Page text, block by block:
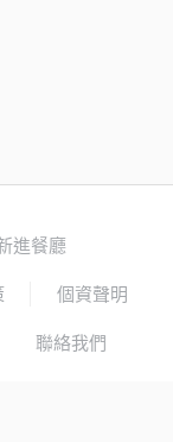
進餐廳
個資聲明
聯絡我們